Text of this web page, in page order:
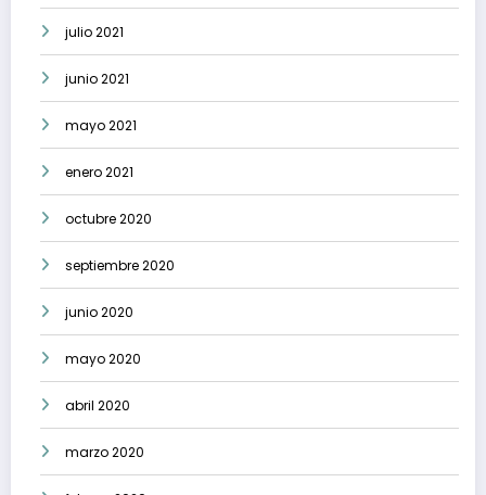
julio 2021
junio 2021
mayo 2021
enero 2021
octubre 2020
septiembre 2020
junio 2020
mayo 2020
abril 2020
marzo 2020